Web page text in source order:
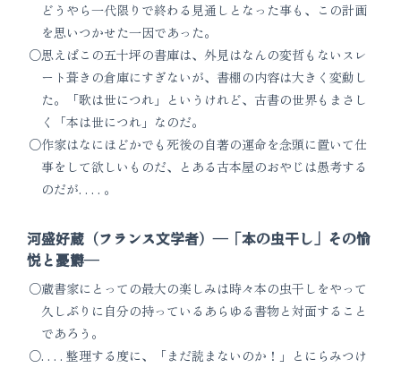
どうやら一代限りで終わる見通しとなった事も、この計画
を思いつかせた一因であった。
思えばこの五十坪の書庫は、外見はなんの変哲もないスレ
ート葺きの倉庫にすぎないが、書棚の内容は大きく変動し
た。「歌は世につれ」というけれど、古書の世界もまさし
く「本は世につれ」なのだ。
作家はなにほどかでも死後の自著の運命を念頭に置いて仕
事をして欲しいものだ、とある古本屋のおやじは愚考する
のだが. . . . 。
河盛好蔵（フランス文学者）―「本の虫干し」その愉
悦と憂欝―
蔵書家にとっての最大の楽しみは時々本の虫干しをやって
久しぶりに自分の持っているあらゆる書物と対面すること
であろう。
. . . . 整理する度に、「まだ読まないのか！」とにらみつけ